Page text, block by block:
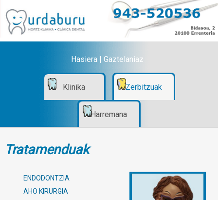
Hasiera| Gaztelaniaz
Klinika Zerbitzuak
Harremana
Tratamenduak
ENDODONTZIA
AHO KIRURGIA